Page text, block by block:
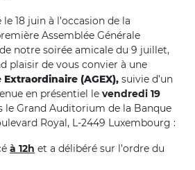
18 juin à l’occasion de la
Assemblée Générale
notre soirée amicale du 9 juillet,
plaisir de vous convier à une
(AGEX), suivie d’un
en présentiel le vendredi 19
le Grand Auditorium de la Banque
Royal, L-2449 Luxembourg :
à 12h et a délibéré sur l’ordre du